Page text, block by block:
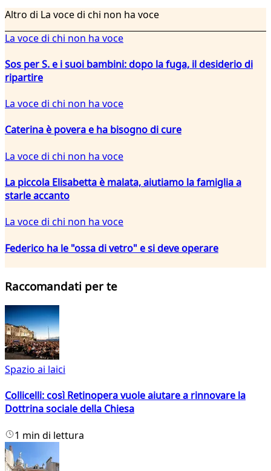
Altro di La voce di chi non ha voce
La voce di chi non ha voce
Sos per S. e i suoi bambini: dopo la fuga, il desiderio di
ripartire
La voce di chi non ha voce
Caterina è povera e ha bisogno di cure
La voce di chi non ha voce
La piccola Elisabetta è malata, aiutiamo la famiglia a
starle accanto
La voce di chi non ha voce
Federico ha le "ossa di vetro" e si deve operare
Raccomandati per te
Spazio ai laici
Collicelli: così Retinopera vuole aiutare a rinnovare la
Dottrina sociale della Chiesa
1 min di lettura